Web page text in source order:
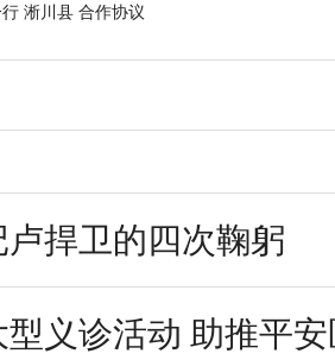
淅川县 合作协议
捍卫的四次鞠躬
义诊活动 助推平